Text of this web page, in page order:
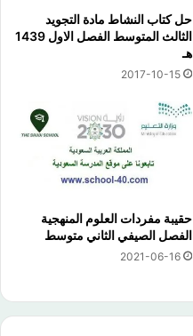
حل كتاب النشاط مادة التجويد
الثالث المتوسط الفصل الاول 1439
هـ
2017-10-15
حقيبة مفردات العلوم المنهجية
الفصل الصيفي الثاني متوسط
2021-06-16